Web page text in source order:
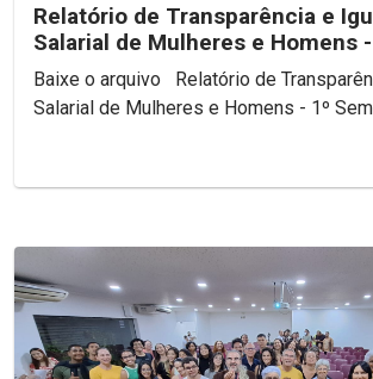
Relatório de Transparência e
Salarial de Mulheres e Homens
Semestre 2025
Baixe o arquivo Relatório de Transparência e Igualdade
Salarial de Mulheres e Homens - 1º